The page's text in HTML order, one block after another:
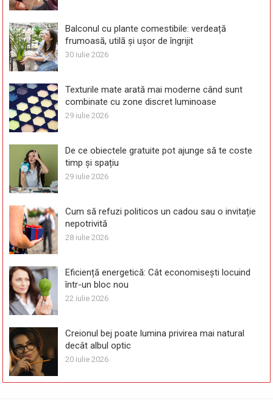
Balconul cu plante comestibile: verdeață
frumoasă, utilă și ușor de îngrijit
30 iulie 2026
Texturile mate arată mai moderne când sunt
combinate cu zone discret luminoase
29 iulie 2026
De ce obiectele gratuite pot ajunge să te coste
timp și spațiu
29 iulie 2026
Cum să refuzi politicos un cadou sau o invitație
nepotrivită
28 iulie 2026
Eficiență energetică: Cât economisești locuind
într-un bloc nou
22 iulie 2026
Creionul bej poate lumina privirea mai natural
decât albul optic
20 iulie 2026